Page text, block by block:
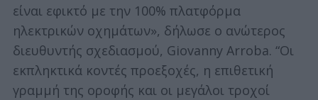
είναι εφικτό με την 100% πλατφόρμα
ηλεκτρικών οχημάτων», δήλωσε ο ανώτερος
διευθυντής σχεδιασμού, Giovanny Arroba. “Οι
εκπληκτικά κοντές προεξοχές, η επιθετική
γραμμή της οροφής και οι μεγάλοι τροχοί